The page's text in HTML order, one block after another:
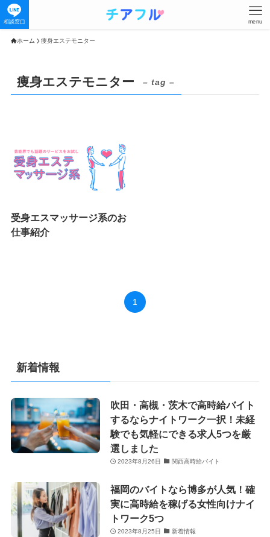
相談窓口 menu
ホーム 痩身エステモニター
痩身エステモニター – tag –
受身エスマッサージ系のお
仕事紹介
1
新着情報
吹田・高槻・茨木で高時給バイト
するならナイトワーク一択！未経
験でも気軽にできる求人5つを厳
選しました
2023年8月26日 関西高時給バイト
福岡のバイトなら博多が人気！確
実に高時給を稼げる女性向けナイ
トワーク5つ
2023年8月25日 新着情報